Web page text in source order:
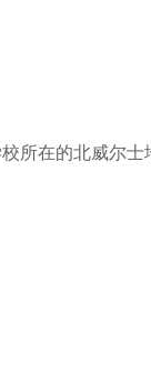
在的北威尔士